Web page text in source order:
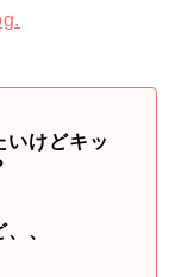
いけどキッ
、